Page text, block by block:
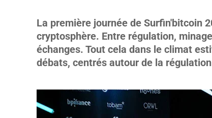
La première journée de Surfin'bitcoin
cryptosphère. Entre régulation,
échanges. Tout cela dans le climat
débats, centrés autour de la